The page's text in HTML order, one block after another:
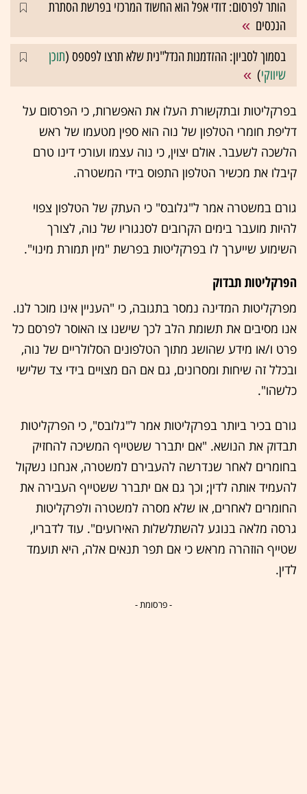
הותר לפרסום: דודי אפל הוא החשוד המרכזי בפרשת הסתרת
הנכסים
בסמוך לסביון: ההזדמנות הנדל"נית שלא תרצו לפספס (תוכן
שיווקי)
בפרקליטות ובתקשורת העלו את האפשרות, כי הפרסום על
דליפת חומרי הטלפון של נוה הוא ספין מטעמו של ראש
הלשכה לשעבר. אולם יצוין, כי נוה עצמו ועורכי דינו טרם
קיבלו את מכשיר הטלפון התפוס בידי המשטרה.
גורם במשטרה אמר ל"גלובס" כי העתק של הטלפון צפוי
להיות מועבר בימים הקרובים לסנגוריו של נוה, לצורך
השימוע שייערך לו בפרקליטות בפרשת "מין תמורת מינוי".
הפרקליטות תבדוק
מפרקליטות המדינה נמסר בתגובה, כי "העניין אינו מוכר לנו.
אנו מסיבים את תשומת הלב לכך שישנו צו האוסר לפרסם כל
פרט ו/או מידע שהושג מתוך הטלפונים הסלולריים של נוה,
ובכלל זה שיחות ומסרונים, גם אם הם מצויים בידי צד שלישי
כלשהו".
גורם בכיר ביותר בפרקליטות אמר ל"גלובס", כי הפרקליטות
תבדוק את הנושא. "אם יתברר ששטייף המשיכה להחזיק
בחומרים לאחר שנדרשה להעבירם למשטרה, אנחנו נשקול
להעמיד אותה לדין; וכך גם אם יתברר ששטייף העבירה את
החומרים לאחרים, או שלא מסרה למשטרה ולפרקליטות
גרסה מלאה בנוגע להשתלשלות האירועים". עוד לדבריו,
שטייף הוזהרה מראש כי אם תפר תנאים אלה, היא תועמד
לדין.
- פרסומת -